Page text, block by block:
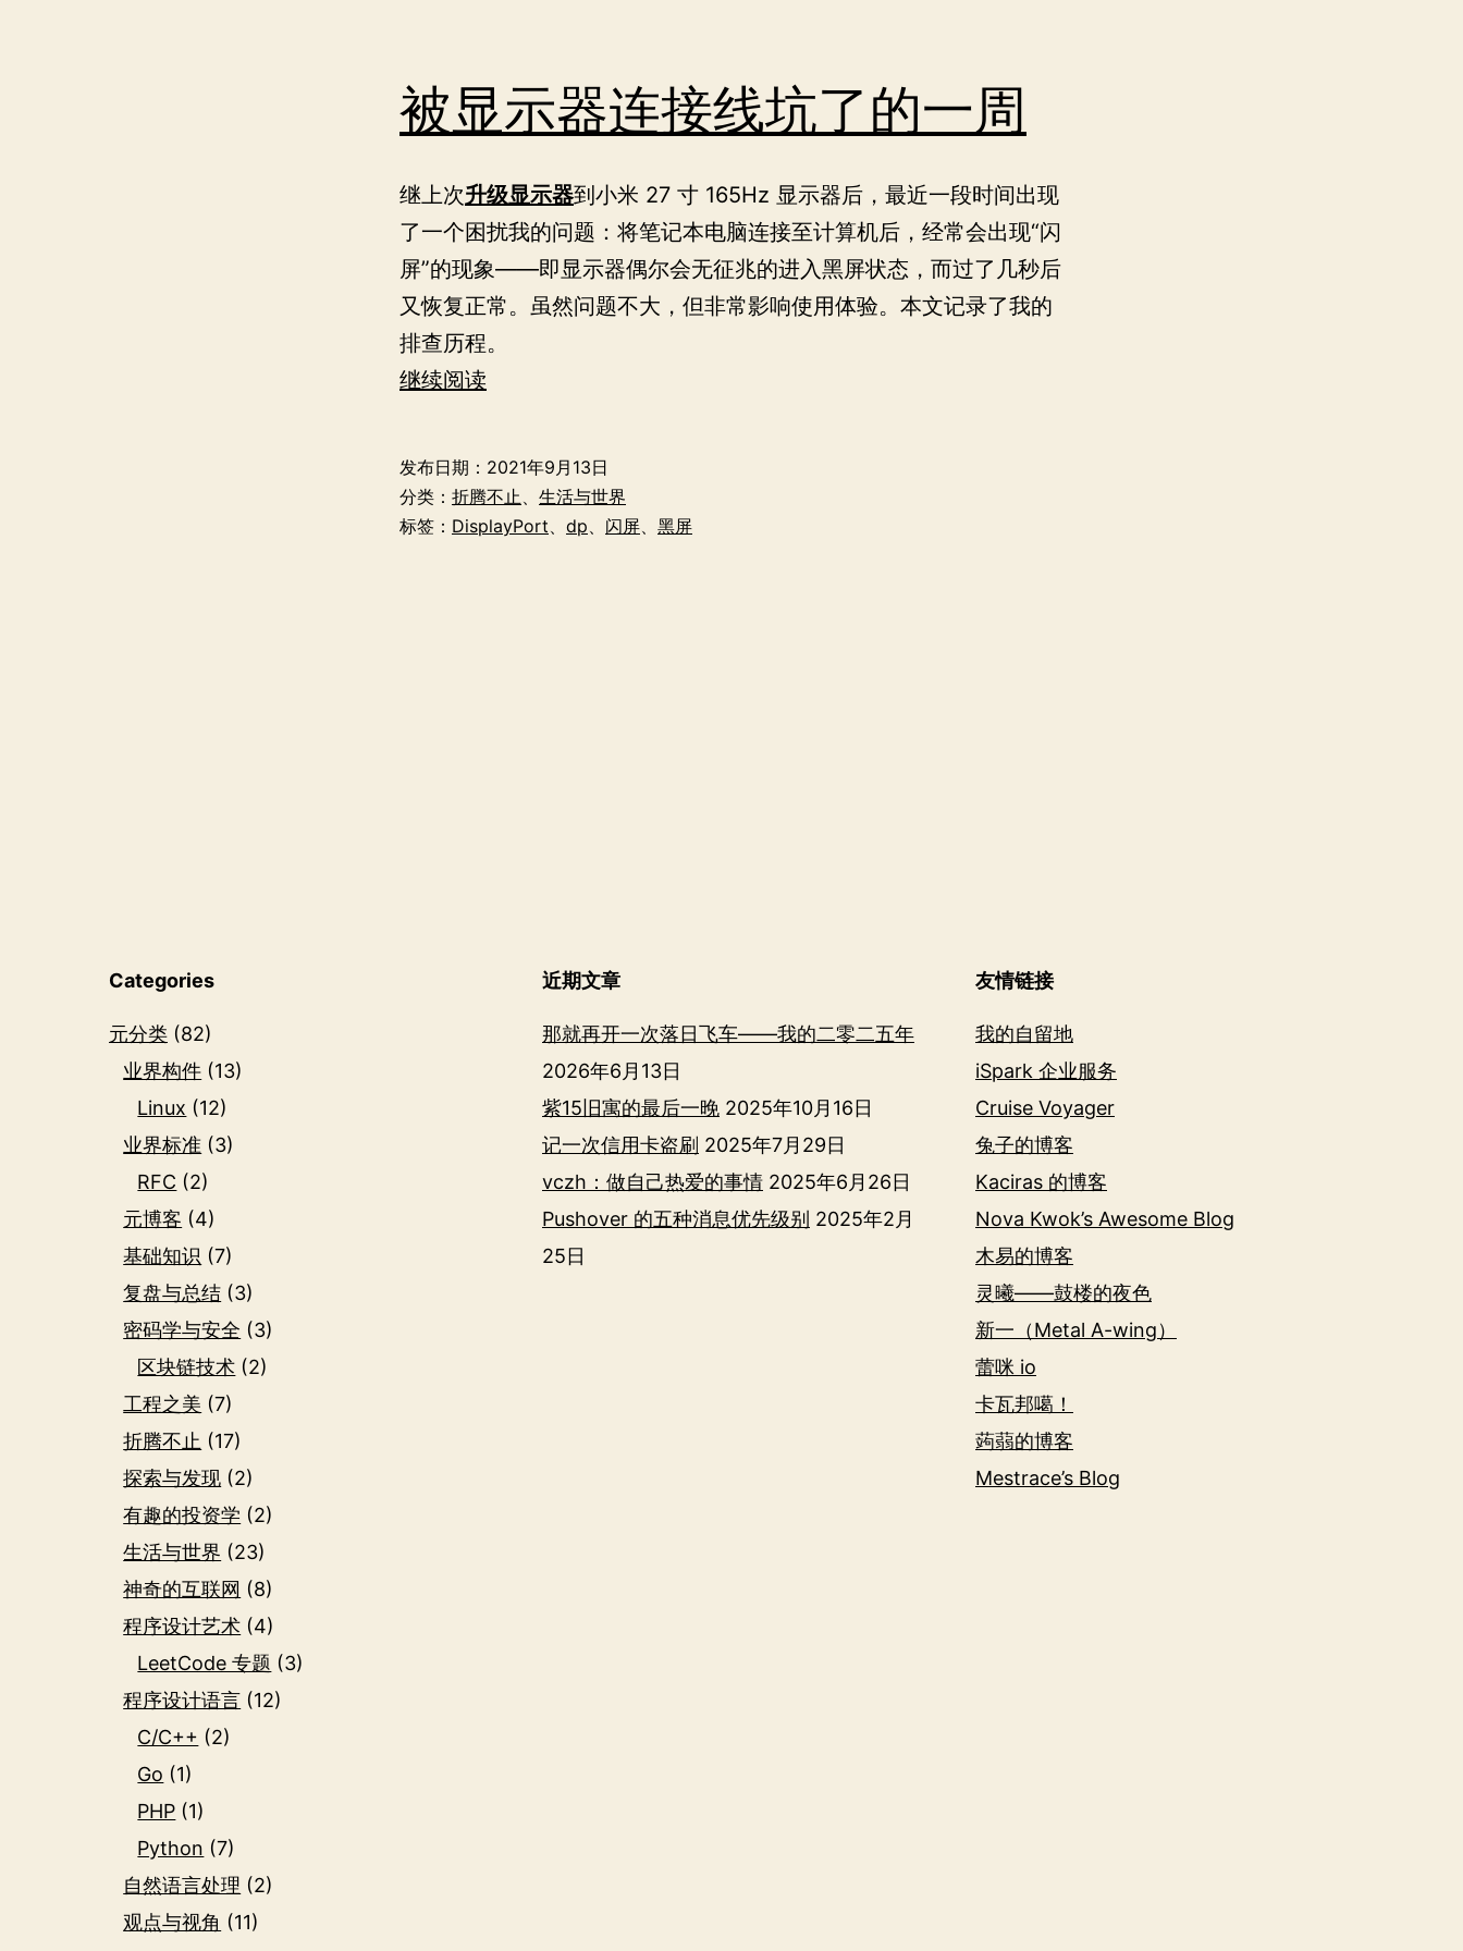
被显示器连接线坑了的一周
继上次升级显示器到小米 27 寸 165Hz 显示器后，最近一段时间出现
了一个困扰我的问题：将笔记本电脑连接至计算机后，经常会出现“闪
屏”的现象——即显示器偶尔会无征兆的进入黑屏状态，而过了几秒后
又恢复正常。虽然问题不大，但非常影响使用体验。本文记录了我的
排查历程。
继续阅读
器
连
发布日期： 2021年9月13日
分类： 折腾不止、 生活与世界
标签： DisplayPort、 dp、 闪屏、 黑屏
Categories
元分类 (82)
业界构件 (13)
Linux (12)
业界标准 (3)
RFC (2)
元博客 (4)
基础知识 (7)
复盘与总结 (3)
密码学与安全 (3)
区块链技术 (2)
工程之美 (7)
折腾不止 (17)
探索与发现 (2)
有趣的投资学 (2)
生活与世界 (23)
神奇的互联网 (8)
程序设计艺术 (4)
LeetCode 专题 (3)
程序设计语言 (12)
C/C++ (2)
Go (1)
PHP (1)
Python (7)
自然语言处理 (2)
观点与视角 (11)
近期文章
那就再开一次落日飞车——我的二零二五年
2026年6月13日
紫15旧寓的最后一晚 2025年10月16日
记一次信用卡盗刷 2025年7月29日
vczh：做自己热爱的事情 2025年6月26日
Pushover 的五种消息优先级别 2025年2月
25日
友情链接
我的自留地
iSpark 企业服务
Cruise Voyager
兔子的博客
Kaciras 的博客
Nova Kwok’s Awesome Blog
木易的博客
灵曦——鼓楼的夜色
新一（Metal A-wing）
蕾咪 io
卡瓦邦噶！
蒟蒻的博客
Mestrace’s Blog